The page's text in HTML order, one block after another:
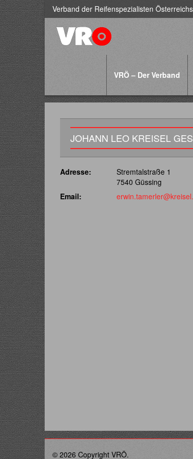
Verband der Reifenspezialisten Österreichs
VRÖ – Der Verband
JOHANN LEO KREISEL
Adresse:
Stremtalstraße 1
7540 Güssing
Email:
© 2026 Copyright VRÖ.